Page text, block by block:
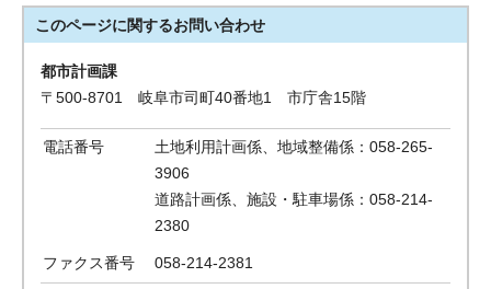
このページに関するお問い合わせ
都市計画課
〒500-8701 岐阜市司町40番地1 市庁舎15階
電話番号
土地利用計画係、地域整備係：058-265-
3906
道路計画係、施設・駐車場係：058-214-
2380
ファクス番号 058-214-2381